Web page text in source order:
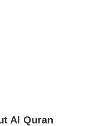
Al Quran